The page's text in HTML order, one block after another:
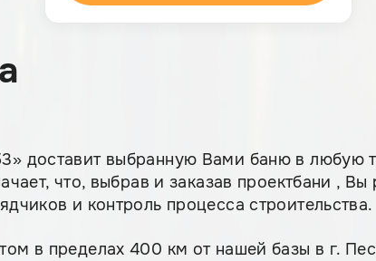
доставит выбранную Вами баню в любую
что, выбрав и заказав проектбани , Вы
и контроль процесса строительства.
в пределах 400 км от нашей базы в г.